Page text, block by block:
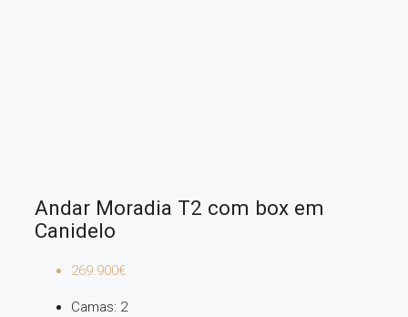
Andar Moradia T2 com box em
Canidelo
269.900€
Camas: 2